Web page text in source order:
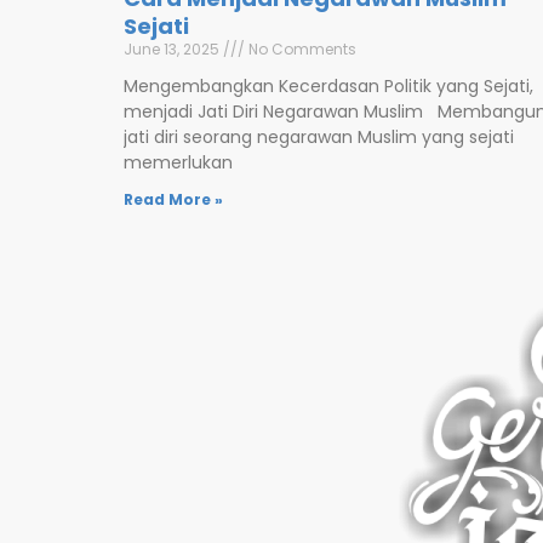
Sejati
June 13, 2025 No Comments
Mengembangkan Kecerdasan Politik yang Sejati,
menjadi Jati Diri Negarawan Muslim
jati diri seorang negarawan Muslim yang sejati
memerlukan
Read More »